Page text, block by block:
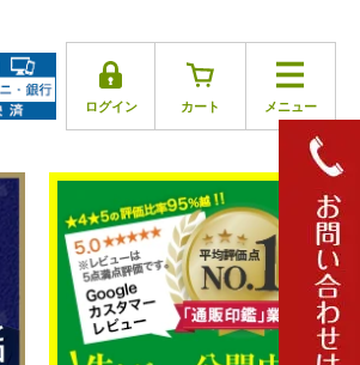
ログイン カート メニュー